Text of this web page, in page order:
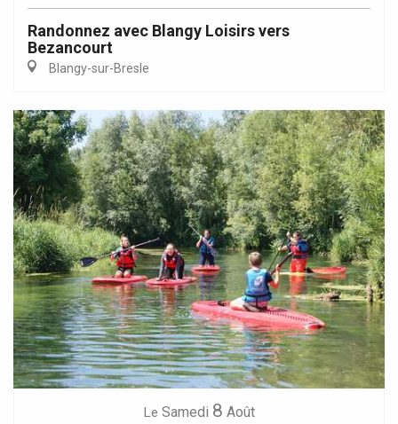
Randonnez avec Blangy Loisirs vers
Bezancourt
Blangy-sur-Bresle
Le Samedi 8 Août